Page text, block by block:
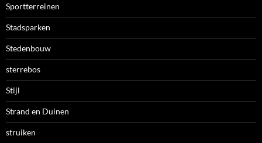
Sportterreinen
Stadsparken
Stedenbouw
sterrebos
Stijl
Strand en Duinen
struiken